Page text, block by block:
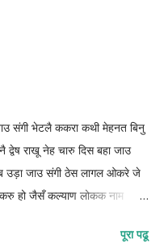
संगी भेटलै ककरा कथी मेहनत बिनु
राखू नेह चारु दिस बहा जाउ
उड़ा जाउ संगी ठेस लागल ओकरे जे
हो जैसँ कल्याण लोकक नाम
कर्ण
पूरा पढू